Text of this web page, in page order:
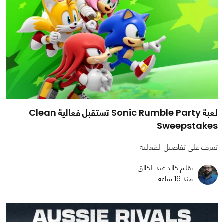
لعبة Sonic Rumble Party تستقبل فعالية Clean
Sweepstakes
تعرف على تفاصيل الفعالية
بقلم خالد عبد الخالق
منذ 16 ساعة